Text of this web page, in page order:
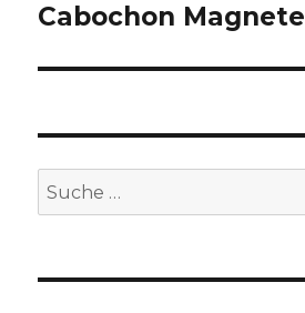
Cabochon Magnete
Suche
nach: